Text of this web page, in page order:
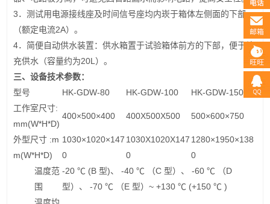
3．测试用电源接线座及时间信号座均内崁于箱体左侧面的下部
（额定电流2A）。
4．简便自动供水装置：供水箱置于试验箱体前方的下部，便于补
充供水（容量约为20L）。
三、设备技术参数：
型号
HK-GDW-80 HK-GDW-100
HK-GDW-150
工作室尺寸:
mm(W*H*D)
400×500×400 400X500X500 500×600×750
外型尺寸 :m
m(W*H*D)
1030×1020×147
0
1030X1020X147
0
1280×1950×138
0
温度范
围
-20 ℃ (B 型)、 -40 ℃ （C 型）、 -60 ℃ （D
型）、 -70 ℃ （E 型）~ +130 ℃ (+150 ℃ )